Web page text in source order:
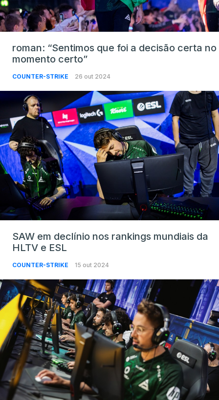
roman: “Sentimos que foi a decisão certa no
momento certo”
COUNTER-STRIKE 26 out 2024
SAW em declínio nos rankings mundiais da
HLTV e ESL
COUNTER-STRIKE 15 out 2024